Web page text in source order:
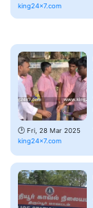
king24x7.com
🕑 Fri, 28 Mar 2025
king24x7.com